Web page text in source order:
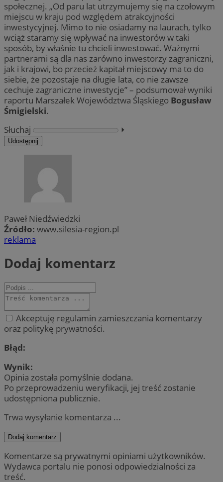
społecznej. „Od paru lat utrzymujemy się na czołowym
miejscu w kraju pod względem atrakcyjności
inwestycyjnej. Mimo to nie osiadamy na laurach, tylko
wciąż staramy się wpływać na inwestorów w taki
sposób, by właśnie tu chcieli inwestować. Ważnymi
partnerami są dla nas zarówno inwestorzy zagraniczni,
jak i krajowi, bo przecież kapitał miejscowy ma to do
siebie, że pozostaje na długie lata, co nie zawsze
cechuje zagraniczne inwestycje” – podsumował wyniki
raportu Marszałek Województwa Śląskiego Bogusław
Śmigielski.
Słuchaj
⏵︎
Udostępnij
Paweł Niedźwiedzki
Źródło: www.silesia-region.pl
reklama
Dodaj komentarz
Akceptuję regulamin zamieszczania komentarzy
oraz politykę prywatności.
Błąd:
Wynik:
Opinia została pomyślnie dodana.
Po przeprowadzeniu weryfikacji, jej treść zostanie
udostępniona publicznie.
Trwa wysyłanie komentarza ...
Dodaj komentarz
Komentarze są prywatnymi opiniami użytkowników.
Wydawca portalu nie ponosi odpowiedzialności za
treść.